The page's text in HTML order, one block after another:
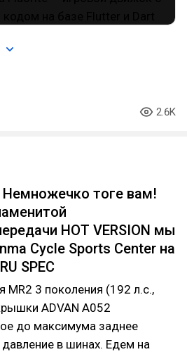
2.6K
Немножечко тоге вам!
HOT VERSION мы
Cycle Sports Center на
SPEC
MR2 3 поколения (192 л.с.,
ADVAN A052
до максимума заднее
в шинах. Едем на